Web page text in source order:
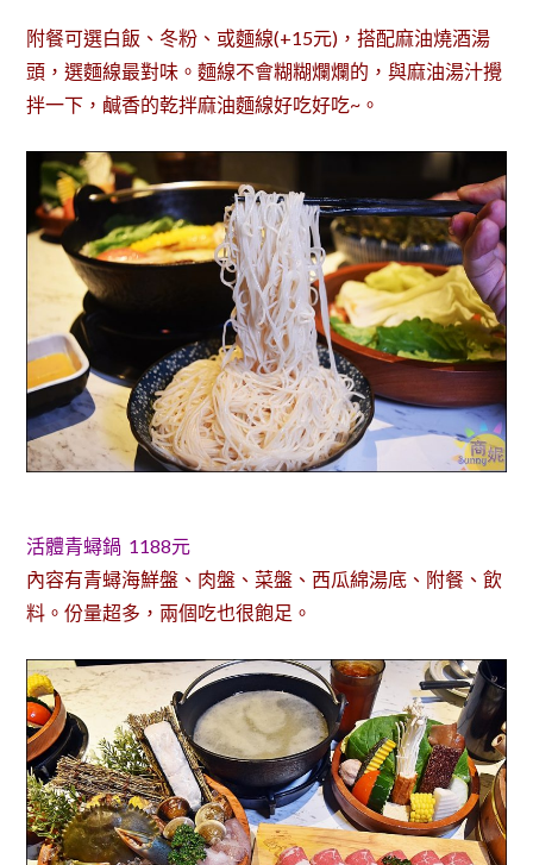
附餐可選白飯、冬粉、或麵線(+15元)，搭配麻油燒酒湯
頭，選麵線最對味。麵線不會糊糊爛爛的，與麻油湯汁攪
拌一下，鹹香的乾拌麻油麵線好吃好吃~。
活體青蟳鍋 1188元
內容有青蟳海鮮盤、肉盤、菜盤、西瓜綿湯底、附餐、飲
料。份量超多，兩個吃也很飽足。